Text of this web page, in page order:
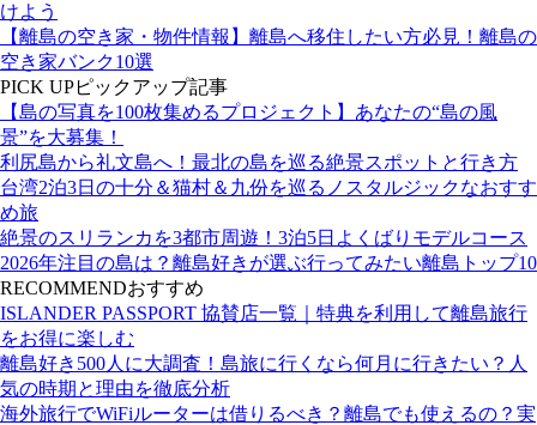
けよう
【離島の空き家・物件情報】離島へ移住したい方必見！離島の
空き家バンク10選
PICK UPピックアップ記事
【島の写真を100枚集めるプロジェクト】あなたの“島の風
景”を大募集！
利尻島から礼文島へ！最北の島を巡る絶景スポットと行き方
台湾2泊3日の十分＆猫村＆九份を巡るノスタルジックなおすす
め旅
絶景のスリランカを3都市周遊！3泊5日よくばりモデルコース
2026年注目の島は？離島好きが選ぶ行ってみたい離島トップ10
RECOMMENDおすすめ
ISLANDER PASSPORT 協賛店一覧｜特典を利用して離島旅行
をお得に楽しむ
離島好き500人に大調査！島旅に行くなら何月に行きたい？人
気の時期と理由を徹底分析
海外旅行でWiFiルーターは借りるべき？離島でも使えるの？実